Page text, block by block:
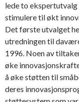
lede to
stimulere til økt
Det første utvalget
utredningen til
1996. Noen av
øke
å øke støtten til
deres